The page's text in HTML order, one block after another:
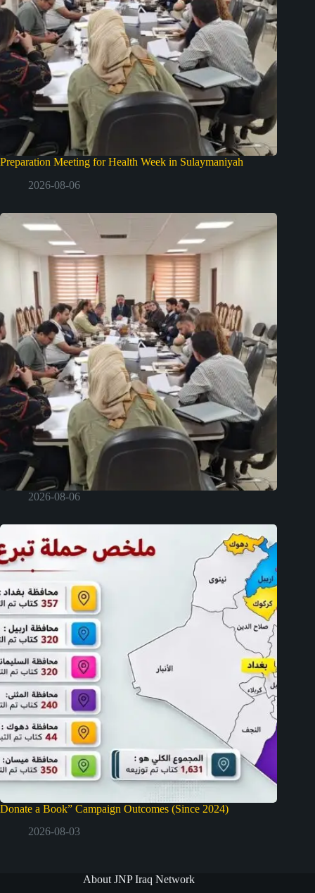
Preparation Meeting for Health Week in Sulaymaniyah
2026-08-06
2026-08-06
Donate a Book” Campaign Outcomes (Since 2024)
2026-08-03
About JNP Iraq Network